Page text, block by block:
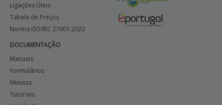
Ligações Úteis
Tabela de Preços
Norma ISO/IEC 27001:2022
DOCUMENTAÇÃO
Manuais
Formulários
Minutas
Tutoriais